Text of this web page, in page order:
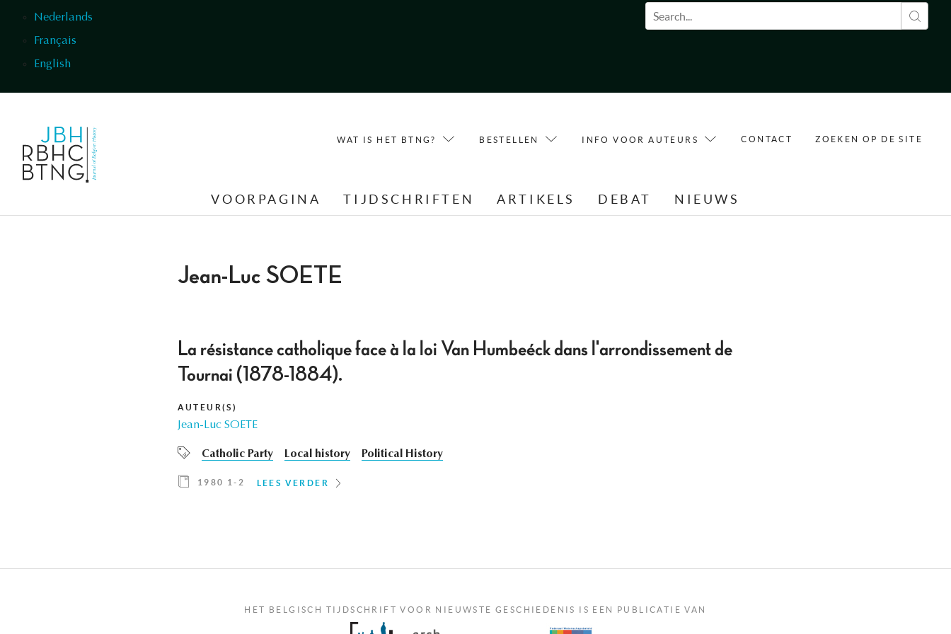
Nederlands
Français
English
Zoekveld
WAT IS HET BTNG? BESTELLEN INFO VOOR AUTEURS CONTACT ZOEKEN OP DE SITE
VOORPAGINA TIJDSCHRIFTEN ARTIKELS DEBAT NIEUWS
Jean-Luc SOETE
La résistance catholique face à la loi Van Humbeéck dans l'arrondissement de
Tournai (1878-1884).
AUTEUR(S)
Jean-Luc SOETE
Catholic Party Local history Political History
1980 1-2 LEES VERDER
HET BELGISCH TIJDSCHRIFT VOOR NIEUWSTE GESCHIEDENIS IS EEN PUBLICATIE VAN